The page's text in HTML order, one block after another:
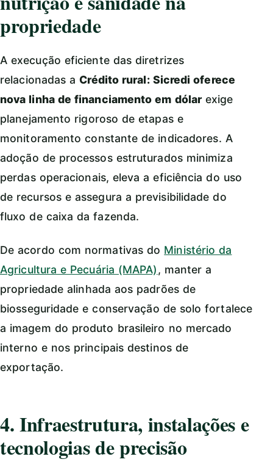
propriedade
A execução eficiente das diretrizes
relacionadas aCrédito rural: Sicredi oferece
nova linha de financiamento em dólarexige
planejamento rigoroso de etapas e
monitoramento constante de indicadores. A
adoção de processos estruturados minimiza
perdas operacionais, eleva a eficiência do uso
de recursos e assegura a previsibilidade do
fluxo de caixa da fazenda.
De acordo com normativas do Ministério da
Agricultura e Pecuária (MAPA), manter a
propriedade alinhada aos padrões de
biosseguridade e conservação de solo fortalece
a imagem do produto brasileiro no mercado
interno e nos principais destinos de
exportação.
4. Infraestrutura, instalações e
tecnologias de precisão